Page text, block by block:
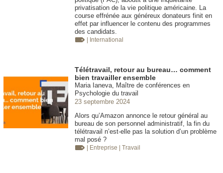
privatisation de la vie politique américaine. La
course effrénée aux généreux donateurs finit en
effet par influencer le contenu des programmes
des candidats.
| International
Télétravail, retour au bureau… comment
bien travailler ensemble
Maria Ianeva, Maître de conférences en
Psychologie du travail
23 septembre 2024
Alors qu’Amazon annonce le retour général au
bureau de son personnel administratif, la fin du
télétravail n’est-elle pas la solution d’un problème
mal posé ?
| Entreprise | Travail